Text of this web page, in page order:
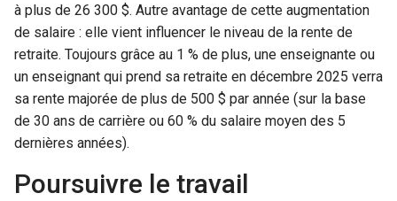
à plus de 26 300 $. Autre avantage de cette augmentation
de salaire : elle vient influencer le niveau de la rente de
retraite. Toujours grâce au 1 % de plus, une enseignante ou
un enseignant qui prend sa retraite en décembre 2025 verra
sa rente majorée de plus de 500 $ par année (sur la base
de 30 ans de carrière ou 60 % du salaire moyen des 5
dernières années).
Poursuivre le travail